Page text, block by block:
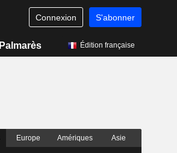
Connexion S'abonner
Palmarès Édition française
Europe Amériques Asie